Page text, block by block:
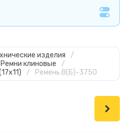
изделия
/
Ремни клиновые
/
/ Ремень В(Б)-3750